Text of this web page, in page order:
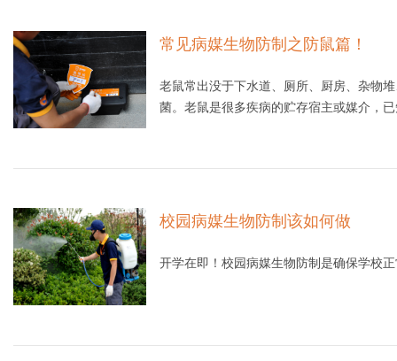
常见病媒生物防制之防鼠篇！
老鼠常出没于下水道、厕所、厨房、杂物
菌。老鼠是很多疾病的贮存宿主或媒介，
校园病媒生物防制该如何做
开学在即！校园病媒生物防制是确保学校